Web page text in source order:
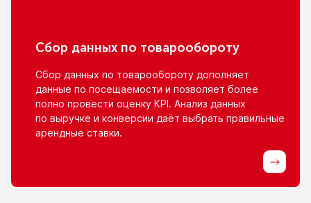
Сбор данных по товарообороту
Сбор данных по товарообороту дополняет
данные по посещаемости и позволяет более
полно провести оценку KPI. Анализ данных
по выручке и конверсии даёт выбрать правильные
арендные ставки.